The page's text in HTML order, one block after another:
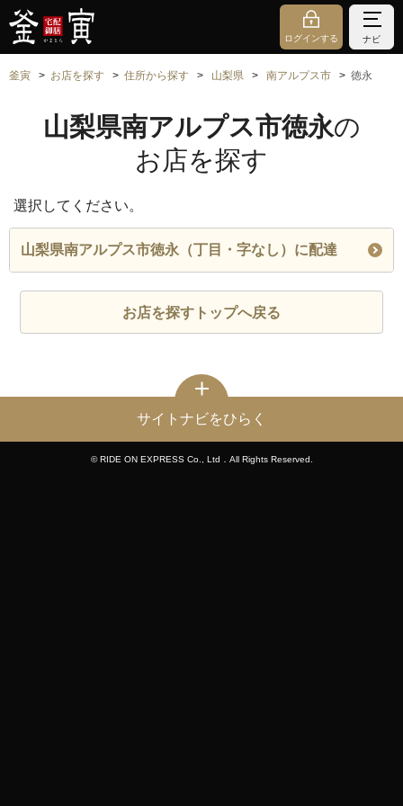
ログインする ナビ
釜寅 お店を探す 住所から探す 山梨県 南アルプス市 徳永
山梨県南アルプス市徳永の
お店を探す
選択してください。
山梨県南アルプス市徳永（丁目・字なし）に配達
お店を探すトップへ戻る
サイトナビをひらく
© RIDE ON EXPRESS Co., Ltd．All Rights Reserved.